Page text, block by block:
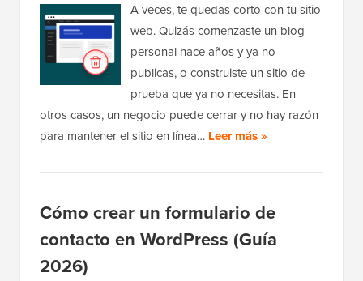
A veces, te quedas corto con tu sitio
web. Quizás comenzaste un blog
personal hace años y ya no
publicas, o construiste un sitio de
prueba que ya no necesitas. En
otros casos, un negocio puede cerrar y no hay razón
para mantener el sitio en línea… Leer más »
Cómo crear un formulario de
contacto en WordPress (Guía
2026)